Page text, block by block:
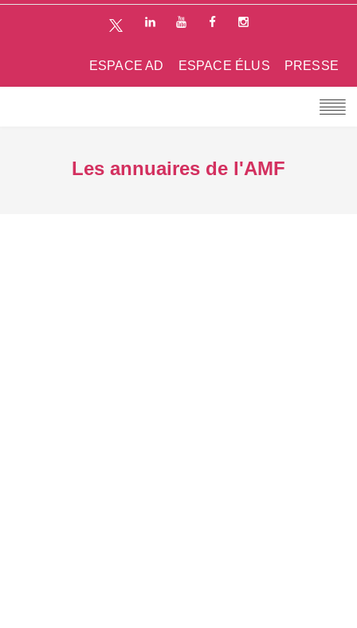
PRESSE
ESPACE ÉLUS
ESPACE AD
Les annuaires de l'AMF